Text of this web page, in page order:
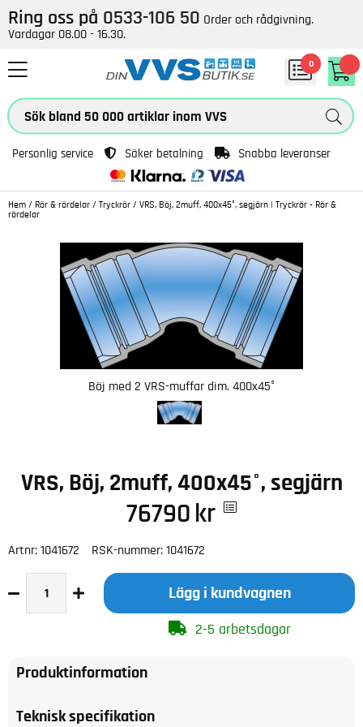
Ring oss på 0533-106 50 Order och rådgivning.
Vardagar 08.00 - 16.30.
0
Personlig service Säker betalning Snabba leveranser
Hem / Rör & rördelar / Tryckrör / VRS, Böj, 2muff, 400x45°, segjärn | Tryckrör - Rör &
rördelar
Böj med 2 VRS-muffar dim. 400x45°
VRS, Böj, 2muff, 400x45°, segjärn
76790 kr
Artnr: 1041672 RSK-nummer: 1041672
Lägg i kundvagnen
2-5 arbetsdagar
Produktinformation
Teknisk specifikation